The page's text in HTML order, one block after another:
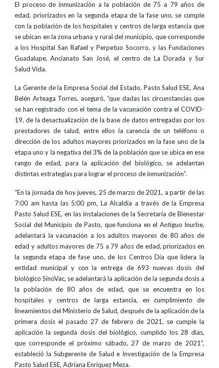
El proceso de inmunización a la población de 75 a 79 años de
edad, priorizados en la segunda etapa de la fase uno, se cumple
con la población de los hospitales y centros de larga estancia que
se ubican en la zona urbana y rural del municipio, que corresponde
a los Hospital San Rafael y Perpetuo Socorro, y las Fundaciones
Guadalupe, Ancianato San José, el centro de La Dorada y Sur
Salud Vida.
La Gerente de la Empresa Social del Estado, Pasto Salud ESE, Ana
Belén Arteaga Torres, aseguró, “que dadas las circunstancias que
se han registrado con el tema de la vacunación contra el COVID-
19, de la desactualización de la base de datos entregadas por los
prestadores de salud, entre ellos la carencia de un teléfono o
dirección de los adultos mayores priorizados en la fase uno de la
etapa uno y la negativa del 3% de la población que se ubica en ese
rango de edad, para la aplicación del biológico, se adelantan
distintas estrategias para lograr el proceso de inmunización”.
“En la jornada de hoy jueves, 25 de marzo de 2021, a partir de las
7:00 am hasta las 5:00 pm, La Alcaldía a través de la Empresa
Pasto Salud ESE, en las instalaciones de la Secretaría de Bienestar
Social del Municipio de Pasto, que funciona en el Antiguo Inurbe,
adelantará la vacunación a los adultos mayores de 80 años de
edad y adultos mayores de 75 a 79 años de edad, priorizados en
la segunda etapa de fase uno, de los Centros Día que lidera la
entidad municipal y con la entrega de 693 nuevas dosis del
biológico SinoVac, se adelantará la aplicación de la segunda dosis a
la población de 80 años de edad, que se encuentra en los
hospitales y centros de larga estancia, en cumplimiento de
lineamientos del Ministerio de Salud, después de la aplicación de la
primera dosis el pasado 27 de febrero de 2021, se cumple la
aplicación la segunda dosis del biológico, cumplido los 28 días,
que corresponde el próximo sábado, 27 de marzo de 2021”,
estableció la Subgerente de Salud e Investigación de la Empresa
Pasto Salud ESE, Adriana Enríquez Meza.